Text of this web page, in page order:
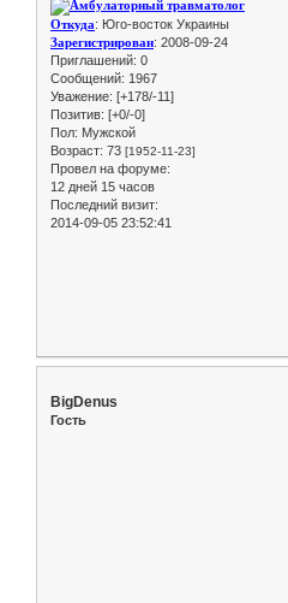
Откуда: Юго-восток Украины
Зарегистрирован: 2008-09-24
Приглашений: 0
Сообщений: 1967
Уважение: [+178/-11]
Позитив: [+0/-0]
Пол: Мужской
Возраст: 73 [1952-11-23]
Провел на форуме:
12 дней 15 часов
Последний визит:
2014-09-05 23:52:41
BigDenus
Гость